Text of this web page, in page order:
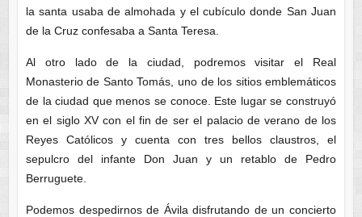
la santa usaba de almohada y el cubículo donde San Juan
de la Cruz confesaba a Santa Teresa.
Al otro lado de la ciudad, podremos visitar el Real
Monasterio de Santo Tomás, uno de los sitios emblemáticos
de la ciudad que menos se conoce. Este lugar se construyó
en el siglo XV con el fin de ser el palacio de verano de los
Reyes Católicos y cuenta con tres bellos claustros, el
sepulcro del infante Don Juan y un retablo de Pedro
Berruguete.
Podemos despedirnos de Ávila disfrutando de un concierto